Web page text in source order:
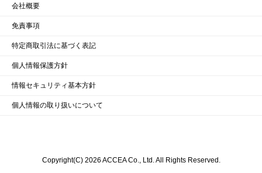
会社概要
免責事項
特定商取引法に基づく表記
個人情報保護方針
情報セキュリティ基本方針
個人情報の取り扱いについて
Copyright(C) 2026 ACCEA Co., Ltd. All Rights Reserved.